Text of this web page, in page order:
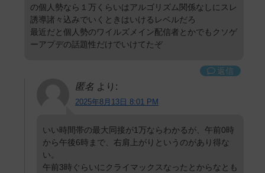
の個人勢なら１万くらいはアルゴリズム関係なしにスレ
誘導諸々込みでいくときはいけるレベルだろ
最近だと個人勢のワイルズメイン配信者とかでもクソゲ
ーアプデの話題性だけでいけてたぞ
返信
匿名 より:
2025年8月13日 8:01 PM
いい時間帯の最大同接が1万ならわかるが、午前0時
から午後6時まで、右肩上がりというのがあり得な
い。
午前3時ぐらいにクライマックスなったとからなとも